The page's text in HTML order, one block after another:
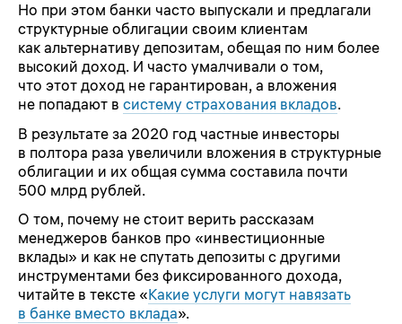
Но при этом банки часто выпускали и предлагали
структурные облигации своим клиентам
как альтернативу депозитам, обещая по ним более
высокий доход. И часто умалчивали о том,
что этот доход не гарантирован, а вложения
не попадают в систему страхования вкладов.
В результате за 2020 год частные инвесторы
в полтора раза увеличили вложения в структурные
облигации и их общая сумма составила почти
500 млрд рублей.
О том, почему не стоит верить рассказам
менеджеров банков про «инвестиционные
вклады» и как не спутать депозиты с другими
инструментами без фиксированного дохода,
читайте в тексте «Какие услуги могут навязать
в банке вместо вклада».